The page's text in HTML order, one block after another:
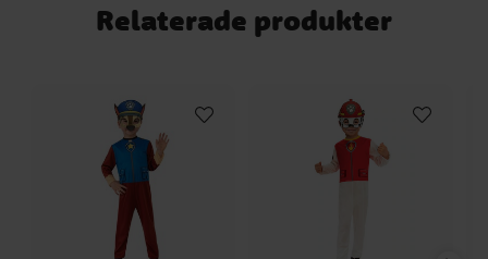
Relaterade produkter